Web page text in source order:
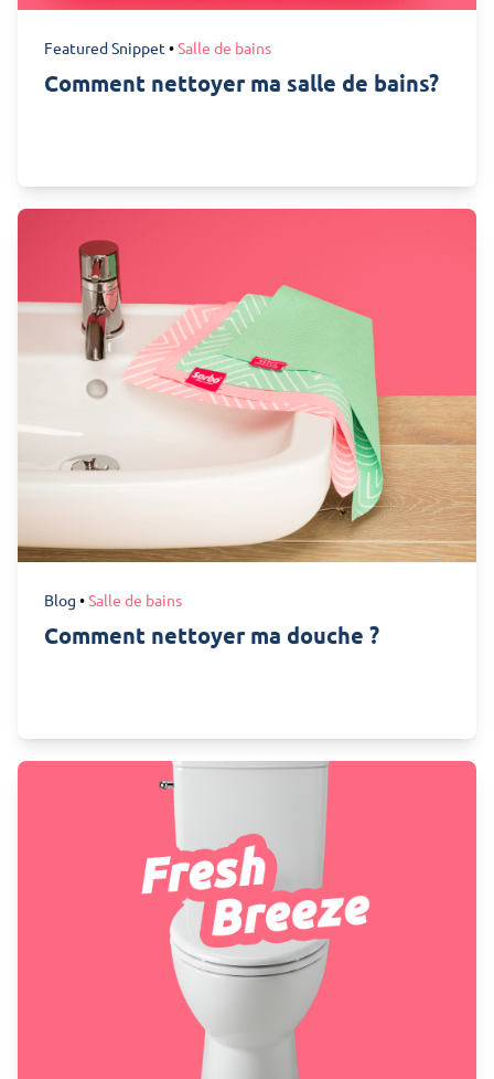
Featured Snippet •Salle de bains
Comment nettoyer ma salle de bains?
Blog •Salle de bains
Comment nettoyer ma douche ?